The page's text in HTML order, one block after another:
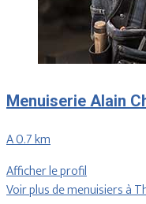
Menuiserie Alain
A 0.7 km
Afficher le profil
Voir plus de menuisiers à